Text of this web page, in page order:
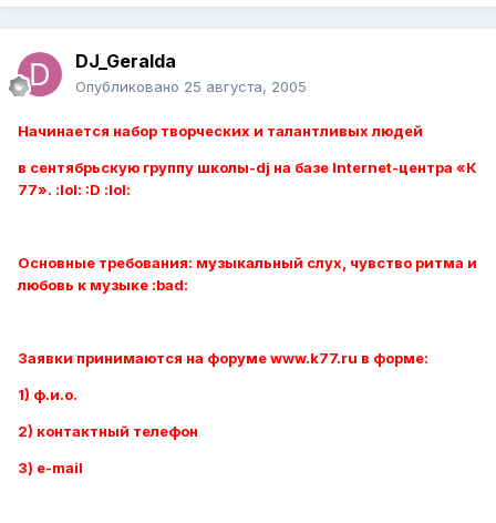
DJ_Geralda
Опубликовано 25 августа, 2005
Начинается набор творческих и талантливых людей
в сентябрьскую группу школы-dj на базе Internet-центра «К
77». :lol: :D :lol:
Основные требования: музыкальный слух, чувство ритма и
любовь к музыке :bad:
Заявки принимаются на форуме www.k77.ru в форме:
1) ф.и.о.
2) контактный телефон
3) e-mail